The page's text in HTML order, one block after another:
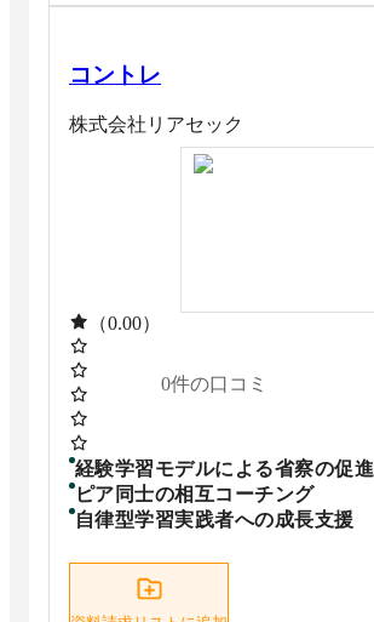
コントレ
株式会社リアセック
（0.00）
0件の口コミ
経験学習モデルによる省察の促進
ピア同士の相互コーチング
自律型学習実践者への成長支援